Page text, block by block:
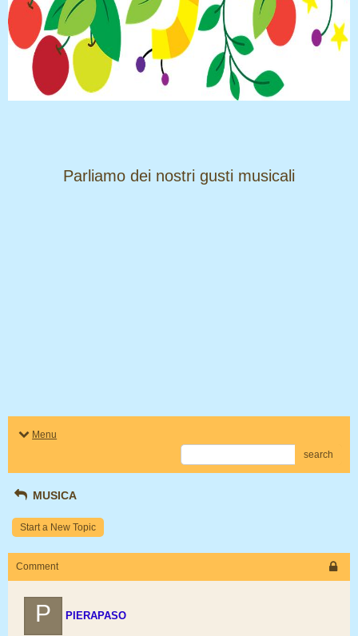
​​​​​​​Parliamo dei nostri gusti musicali
Menu
search
MUSICA
Start a New Topic
Comment
P PIERAPASO